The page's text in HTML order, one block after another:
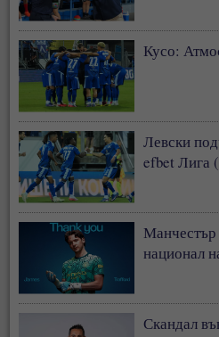
Кусо:
Левски
efbet
национал
Скандал